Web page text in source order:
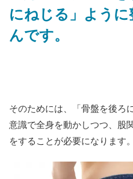
にねじる」よう
んです。
そのためには、「骨盤を後ろ
意識で全身を動かしつつ、股
をすることが必要になります。